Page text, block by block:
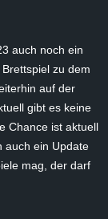
auch noch ein
zu dem
auf der
gibt es keine
Chance ist aktuell
auch ein Update
mag, der darf